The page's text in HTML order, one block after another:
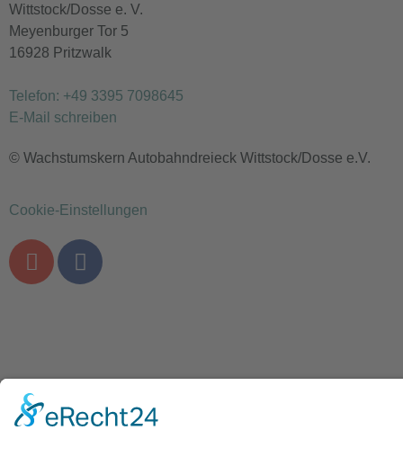
Wittstock/Dosse e. V.
Meyenburger Tor 5
16928 Pritzwalk
Telefon: +49 3395 7098645
E-Mail schreiben
© Wachstumskern Autobahndreieck Wittstock/Dosse e.V.
Cookie-Einstellungen